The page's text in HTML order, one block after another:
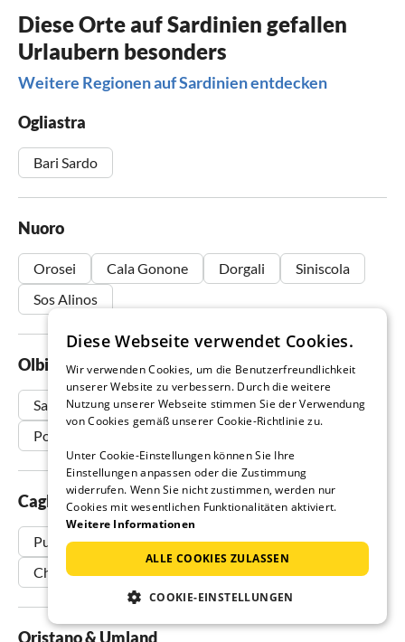
Diese Orte auf Sardinien gefallen
Urlaubern besonders
Weitere Regionen auf Sardinien entdecken
Ogliastra
Bari Sardo
Nuoro
Orosei Cala Gonone Dorgali
Siniscola
Sos Alinos
Olbia Tempio
San Teodoro Olbia
Costa Smeralda
Porto Pollo
Cagliari Region
Pula Costa Rei Cagliari
Villasimius
Chia
Oristano & Umland
Diese Webseite verwendet Cookies.
Wir verwenden Cookies, um die Benutzerfreundlichkeit
unserer Website zu verbessern. Durch die weitere
Nutzung unserer Webseite stimmen Sie der Verwendung
von Cookies gemäß unserer Cookie-Richtlinie zu.
Unter Cookie-Einstellungen können Sie Ihre
Einstellungen anpassen oder die Zustimmung
widerrufen. Wenn Sie nicht zustimmen, werden nur
Cookies mit wesentlichen Funktionalitäten aktiviert.
Weitere Informationen
ALLE COOKIES ZULASSEN
COOKIE-EINSTELLUNGEN